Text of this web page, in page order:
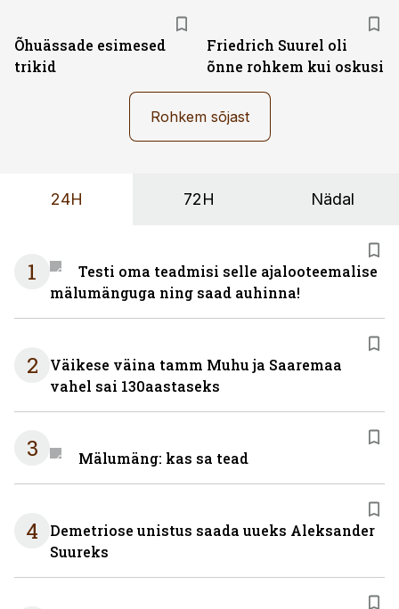
Õhuässade esimesed
trikid
Friedrich Suurel oli
õnne rohkem kui oskusi
Rohkem sõjast
24H 72H Nädal
1
Testi oma teadmisi selle ajalooteemalise
mälumänguga ning saad auhinna!
2
Väikese väina tamm Muhu ja Saaremaa
vahel sai 130aastaseks
3 Mälumäng: kas sa tead
4
Demetriose unistus saada uueks Aleksander
Suureks